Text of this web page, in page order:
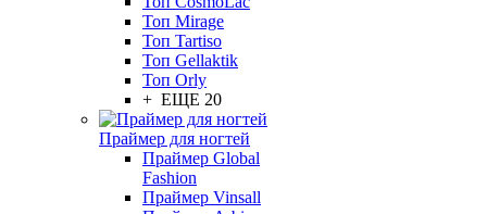
Топ Mirage
Топ Tartiso
Топ Gellaktik
Топ Orly
+ ЕЩЕ 20
Праймер для ногтей
Праймер Global
Fashion
Праймер Vinsall